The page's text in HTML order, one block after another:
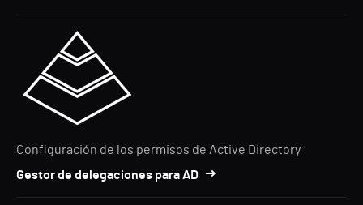
Configuración de los permisos de Active Directory
Gestor de delegaciones para AD